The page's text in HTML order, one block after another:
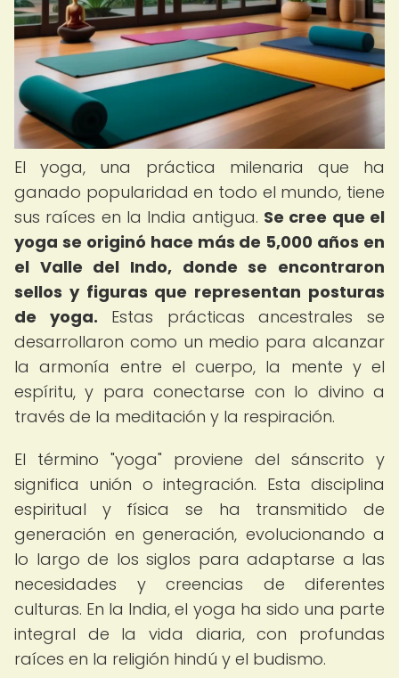
El yoga, una práctica milenaria que ha
ganado popularidad en todo el mundo, tiene
sus raíces en la India antigua. Se cree que el
yoga se originó hace más de 5,000 años en
el Valle del Indo, donde se encontraron
sellos y figuras que representan posturas
de yoga. Estas prácticas ancestrales se
desarrollaron como un medio para alcanzar
la armonía entre el cuerpo, la mente y el
espíritu, y para conectarse con lo divino a
través de la meditación y la respiración.
El término "yoga" proviene del sánscrito y
significa unión o integración. Esta disciplina
espiritual y física se ha transmitido de
generación en generación, evolucionando a
lo largo de los siglos para adaptarse a las
necesidades y creencias de diferentes
culturas. En la India, el yoga ha sido una parte
integral de la vida diaria, con profundas
raíces en la religión hindú y el budismo.